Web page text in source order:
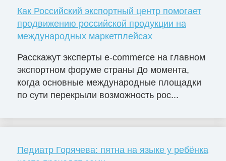
Как Российский экспортный центр помогает
продвижению российской продукции на
международных маркетплейсах
Расскажут эксперты e-commerce на главном
экспортном форуме страны До момента,
когда основные международные площадки
по сути перекрыли возможность рос...
Педиатр Горячева: пятна на языке у ребёнка